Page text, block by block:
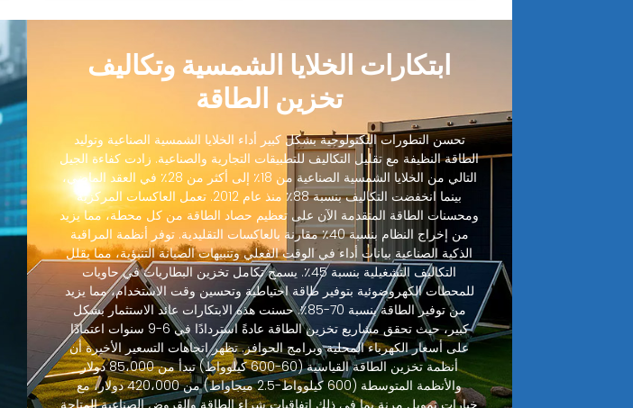
ابتكارات الخلايا الشمسية وتكاليف
تخزين الطاقة
تحسن التطورات التكنولوجية بشكل كبير أداء الخلايا الشمسية الصناعية وتوليد
الطاقة النظيفة مع تقليل التكاليف للتطبيقات التجارية والصناعية. زادت كفاءة الجيل
التالي من الخلايا الشمسية الصناعية من 18٪ إلى أكثر من 28٪ في العقد الماضي،
بينما انخفضت التكاليف بنسبة 88٪ منذ عام 2012. تعمل العاكسات المركزية
ومحسنات الطاقة المتقدمة الآن على تعظيم حصاد الطاقة من كل محطة، مما يزيد
من إخراج النظام بنسبة 40٪ مقارنة بالعاكسات التقليدية. توفر أنظمة المراقبة
الذكية الصناعية بيانات أداء في الوقت الفعلي وتنبيهات الصيانة التنبؤية، مما يقلل
التكاليف التشغيلية بنسبة 45٪. يسمح تكامل تخزين البطاريات في حاويات
للمحطات الكهروضوئية بتوفير طاقة احتياطية وتحسين وقت الاستخدام، مما يزيد
من توفير الطاقة بنسبة 70-85٪. حسنت هذه الابتكارات عائد الاستثمار بشكل
كبير، حيث تحقق مشاريع تخزين الطاقة عادةً استردادًا في 6-9 سنوات اعتمادًا
على أسعار الكهرباء المحلية وبرامج الحوافز. تظهر اتجاهات التسعير الأخيرة أن
أنظمة تخزين الطاقة القياسية (60-600 كيلوواط) تبدأ من 85،000 دولار
والأنظمة المتوسطة (600 كيلوواط-2.5 ميجاواط) من 420،000 دولار، مع